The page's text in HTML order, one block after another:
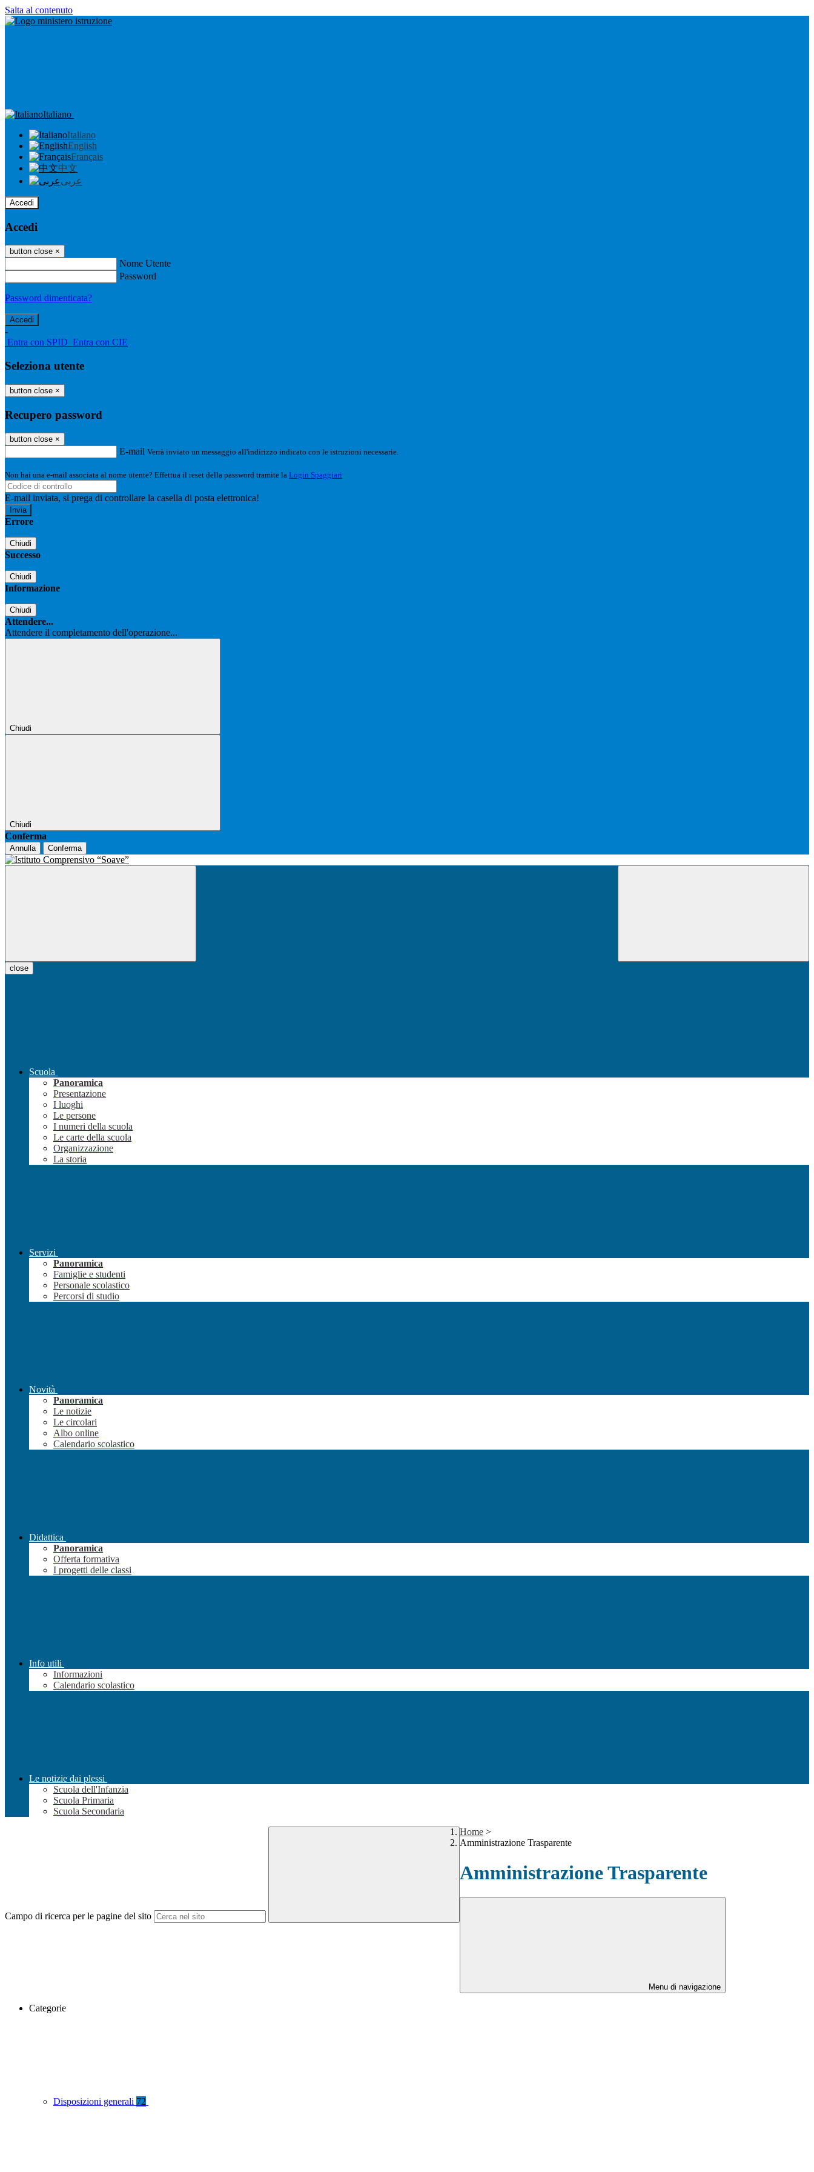
Salta al contenuto
Italiano
Italiano
English
Français
中文
عربى
Accedi
Accedi
button close ×
Nome Utente
Password
Password dimenticata?
-
Entra con SPID Entra con CIE
Seleziona utente
button close ×
Recupero password
button close ×
E-mail Verrà inviato un messaggio all'indirizzo indicato con le istruzioni necessarie.
Non hai una e-mail associata al nome utente? Effettua il reset della password tramite la Login Spaggiari
E-mail inviata, si prega di controllare la casella di posta elettronica!
Errore
Chiudi
Successo
Chiudi
Informazione
Chiudi
Attendere...
Attendere il completamento dell'operazione...
Chiudi
Chiudi
Conferma
Annulla Conferma
close
Scuola
Panoramica
Presentazione
I luoghi
Le persone
I numeri della scuola
Le carte della scuola
Organizzazione
La storia
Servizi
Panoramica
Famiglie e studenti
Personale scolastico
Percorsi di studio
Novità
Panoramica
Le notizie
Le circolari
Albo online
Calendario scolastico
Didattica
Panoramica
Offerta formativa
I progetti delle classi
Info utili
Informazioni
Calendario scolastico
Le notizie dai plessi
Scuola dell'Infanzia
Scuola Primaria
Scuola Secondaria
Campo di ricerca per le pagine del sito
Home >
Amministrazione Trasparente
Amministrazione Trasparente
Menu di navigazione
Categorie
Disposizioni generali 72